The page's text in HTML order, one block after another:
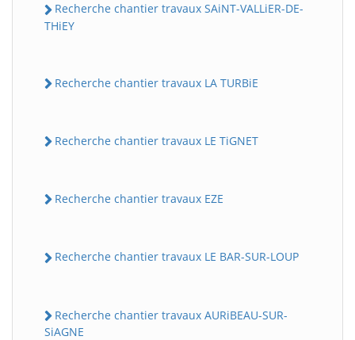
Recherche chantier travaux SAiNT-VALLiER-DE-
THiEY
Recherche chantier travaux LA TURBiE
Recherche chantier travaux LE TiGNET
Recherche chantier travaux EZE
Recherche chantier travaux LE BAR-SUR-LOUP
Recherche chantier travaux AURiBEAU-SUR-
SiAGNE